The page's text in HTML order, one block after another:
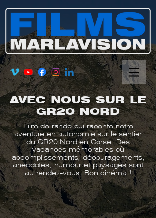
AVEC NOUS SUR LE
GR20 NORD
Film de rando qui raconte notre
aventure en autonomie sur le sentier
du GR20 Nord en Corse. Des
vacances mémorables où
accomplissements, découragements,
anecdotes, humour et paysages sont
au rendez-vous. Bon cinéma !